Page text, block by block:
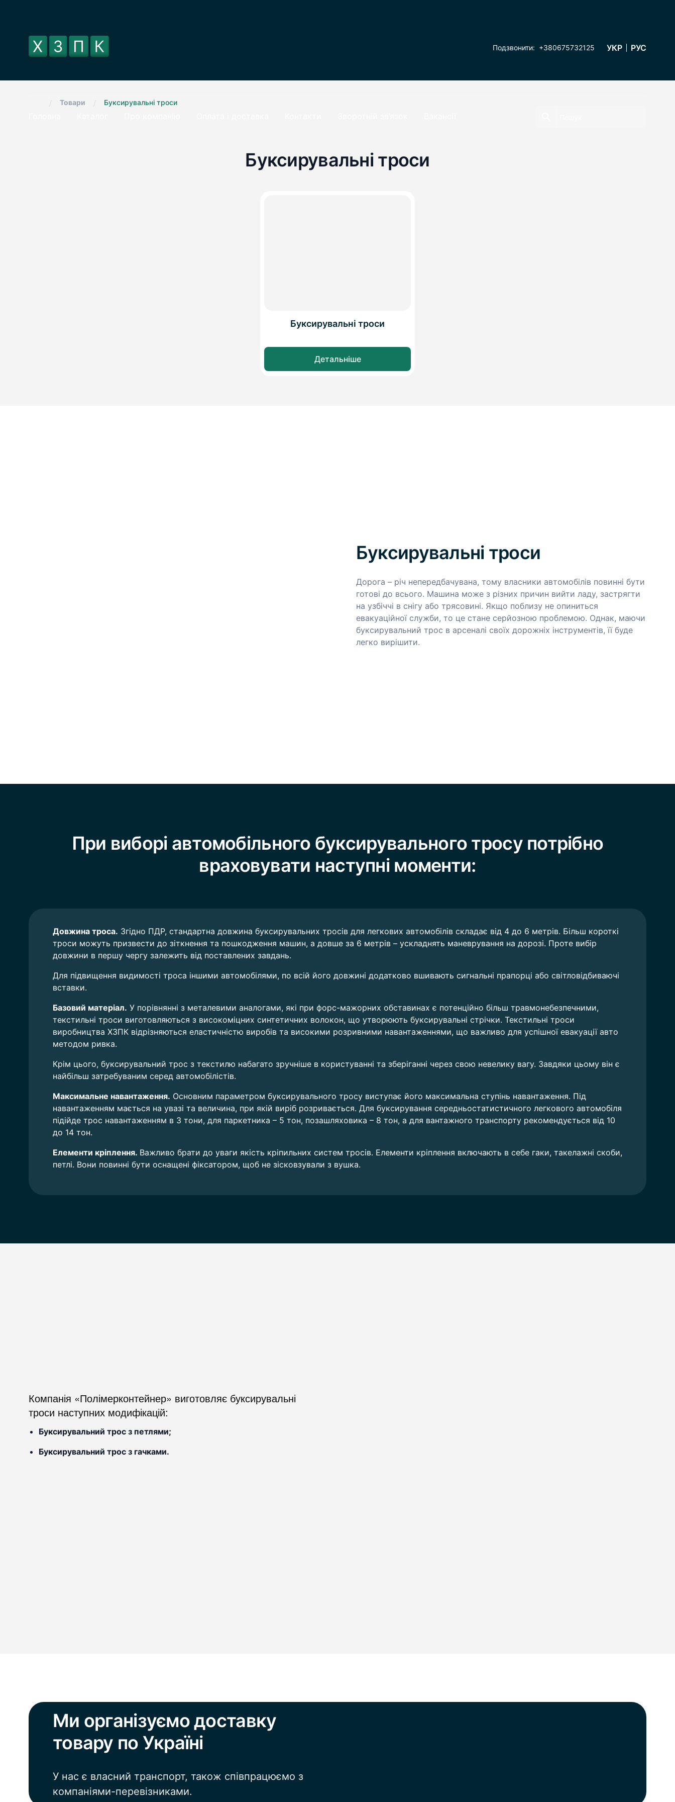
Подзвонити: +380675732125 УКР РУС
/ Товари / Буксирувальні троси
Буксирувальні троси
Буксирувальні троси
Детальніше
Буксирувальні троси
Дорога – річ непередбачувана, тому власники автомобілів повинні бути
готові до всього. Машина може з різних причин вийти ладу, застрягти
на узбіччі в снігу або трясовині. Якщо поблизу не опиниться
евакуаційної служби, то це стане серйозною проблемою. Однак, маючи
буксирувальний трос в арсеналі своїх дорожніх інструментів, її буде
легко вирішити.
При виборі автомобільного буксирувального тросу потрібно
враховувати наступні моменти:
Довжина троса. Згідно ПДР, стандартна довжина буксирувальних тросів для легкових автомобілів складає від 4 до 6 метрів. Більш короткі
троси можуть призвести до зіткнення та пошкодження машин, а довше за 6 метрів – ускладнять маневрування на дорозі. Проте вибір
довжини в першу чергу залежить від поставлених завдань.
Для підвищення видимості троса іншими автомобілями, по всій його довжині додатково вшивають сигнальні прапорці або світловідбиваючі
вставки.
Базовий матеріал. У порівнянні з металевими аналогами, які при форс-мажорних обставинах є потенційно більш травмонебезпечними,
текстильні троси виготовляються з високоміцних синтетичних волокон, що утворюють буксирувальні стрічки. Текстильні троси
виробництва ХЗПК відрізняються еластичністю виробів та високими розривними навантаженнями, що важливо для успішної евакуації авто
методом ривка.
Крім цього, буксирувальний трос з текстилю набагато зручніше в користуванні та зберіганні через свою невелику вагу. Завдяки цьому він є
найбільш затребуваним серед автомобілістів.
Максимальне навантаження. Основним параметром буксирувального тросу виступає його максимальна ступінь навантаження. Під
навантаженням мається на увазі та величина, при якій виріб розривається. Для буксирування середньостатистичного легкового автомобіля
підійде трос навантаженням в 3 тони, для паркетника – 5 тон, позашляховика – 8 тон, а для вантажного транспорту рекомендується від 10
до 14 тон.
Елементи кріплення. Важливо брати до уваги якість кріпильних систем тросів. Елементи кріплення включають в себе гаки, такелажні скоби,
петлі. Вони повинні бути оснащені фіксатором, щоб не зісковзували з вушка.
Компанія «Полімерконтейнер» виготовляє буксирувальні
троси наступних модифікацій:
Буксирувальний трос з петлями;
Буксирувальний трос з гачками.
Ми організуємо доставку
товару по Україні
У нас є власний транспорт, також співпрацюємо з
компаніями-перевізниками.